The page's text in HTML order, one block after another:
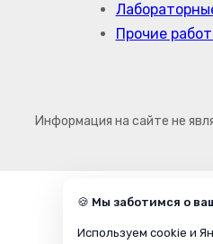
Прочие
Информация на сайте не
🍪 Мы заботимся о
Используем cookie и